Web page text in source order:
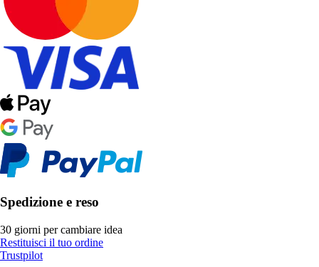
Spedizione e reso
30 giorni per cambiare idea
Restituisci il tuo ordine
Trustpilot